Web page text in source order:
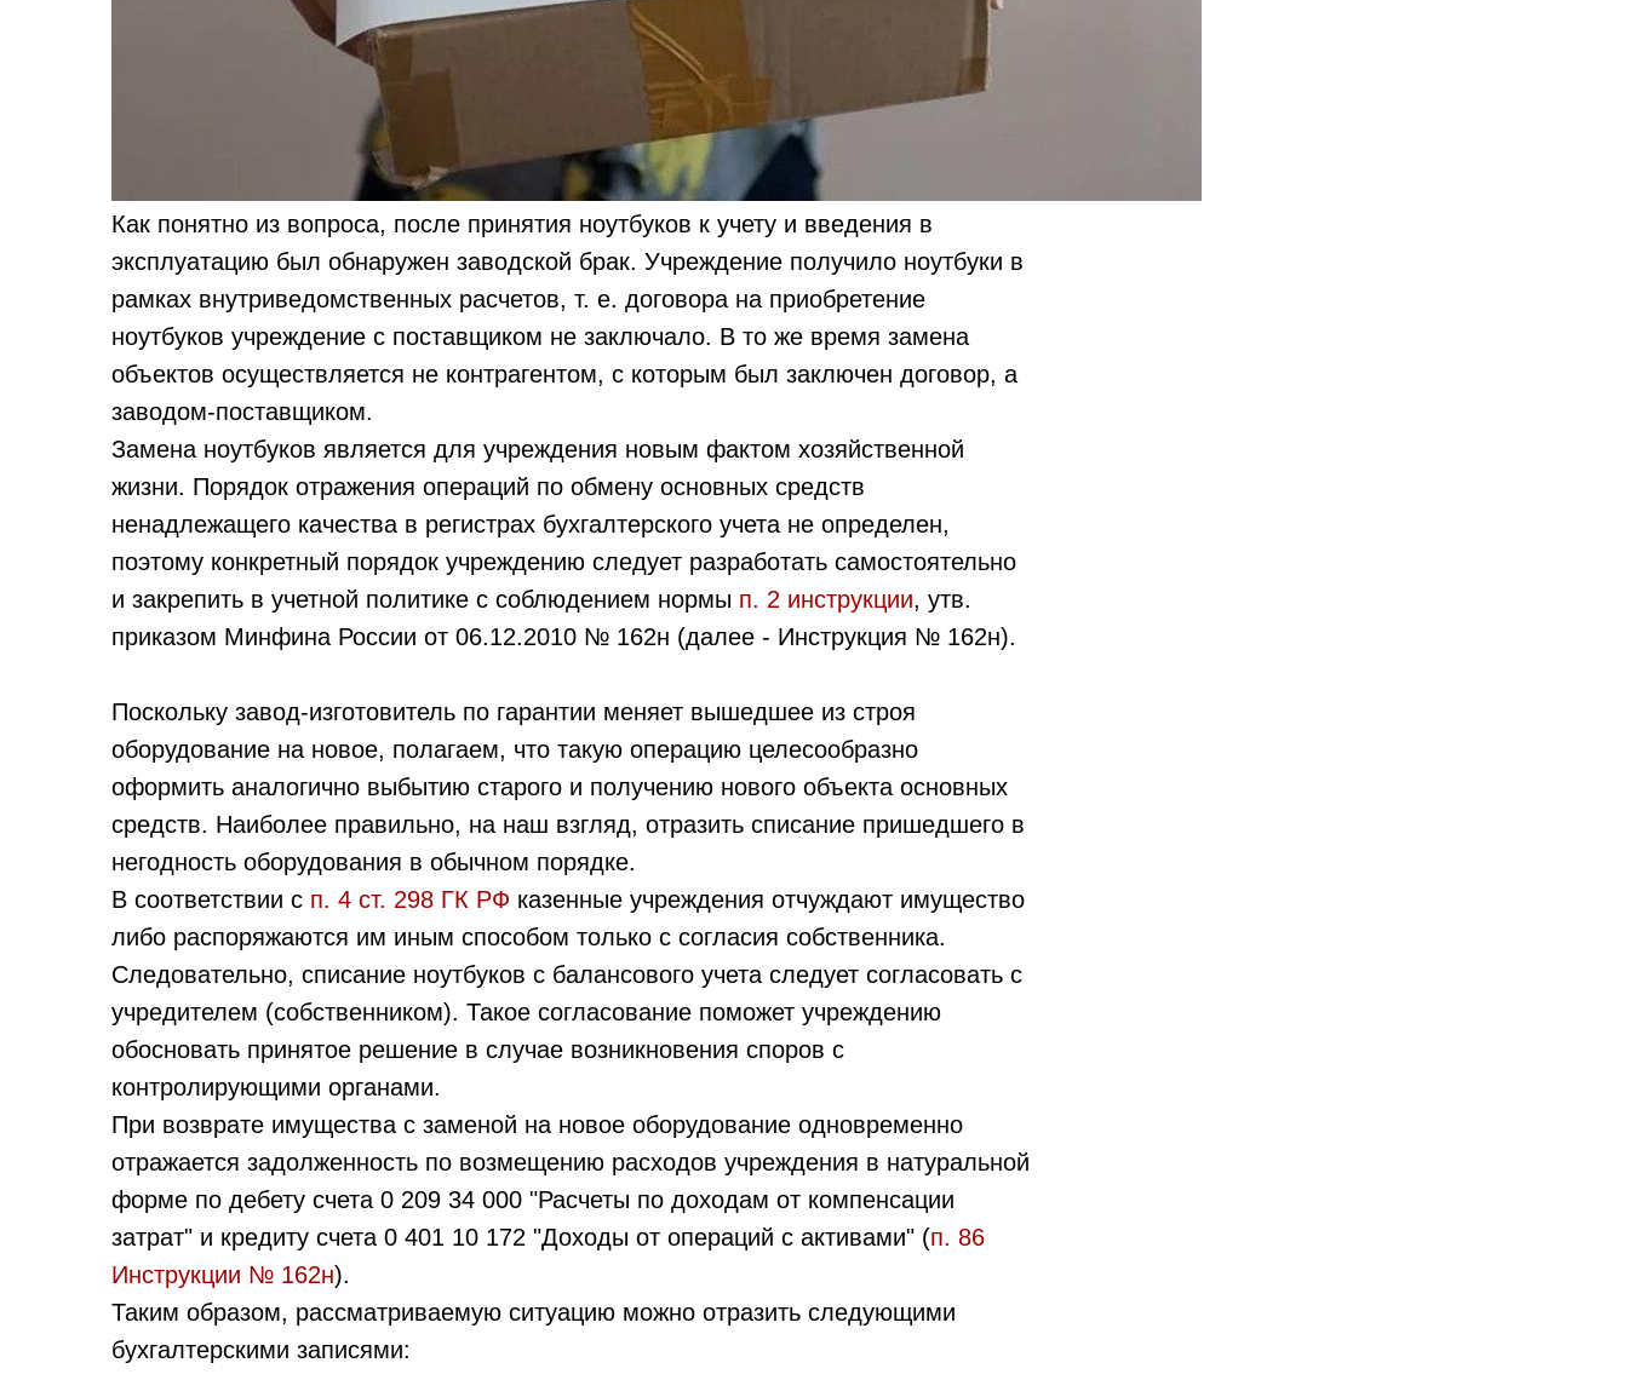
Как понятно из вопроса, после принятия ноутбуков к учету и введения в
эксплуатацию был обнаружен заводской брак. Учреждение получило ноутбуки в
рамках внутриведомственных расчетов, т. е. договора на приобретение
ноутбуков учреждение с поставщиком не заключало. В то же время замена
объектов осуществляется не контрагентом, с которым был заключен договор, а
заводом-поставщиком.
Замена ноутбуков является для учреждения новым фактом хозяйственной
жизни. Порядок отражения операций по обмену основных средств
ненадлежащего качества в регистрах бухгалтерского учета не определен,
поэтому конкретный порядок учреждению следует разработать самостоятельно
и закрепить в учетной политике с соблюдением нормы п. 2 инструкции, утв.
приказом Минфина России от 06.12.2010 № 162н (далее - Инструкция № 162н).
Поскольку завод-изготовитель по гарантии меняет вышедшее из строя
оборудование на новое, полагаем, что такую операцию целесообразно
оформить аналогично выбытию старого и получению нового объекта основных
средств. Наиболее правильно, на наш взгляд, отразить списание пришедшего в
негодность оборудования в обычном порядке.
В соответствии с п. 4 ст. 298 ГК РФ казенные учреждения отчуждают имущество
либо распоряжаются им иным способом только с согласия собственника.
Следовательно, списание ноутбуков с балансового учета следует согласовать с
учредителем (собственником). Такое согласование поможет учреждению
обосновать принятое решение в случае возникновения споров с
контролирующими органами.
При возврате имущества с заменой на новое оборудование одновременно
отражается задолженность по возмещению расходов учреждения в натуральной
форме по дебету счета 0 209 34 000 "Расчеты по доходам от компенсации
затрат" и кредиту счета 0 401 10 172 "Доходы от операций с активами" (п. 86
Инструкции № 162н).
Таким образом, рассматриваемую ситуацию можно отразить следующими
бухгалтерскими записями: